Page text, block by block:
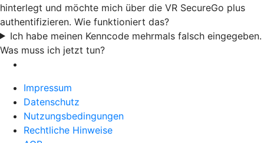
hinterlegt und möchte mich über die VR SecureGo plus
authentifizieren. Wie funktioniert das?
Ich habe meinen Kenncode mehrmals falsch eingegeben.
Was muss ich jetzt tun?
Impressum
Datenschutz
Nutzungsbedingungen
Rechtliche Hinweise